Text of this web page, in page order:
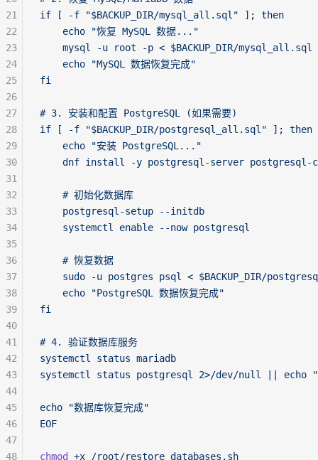
if [ -f "$BACKUP_DIR/mysql_all.sql" ]; then
    echo "恢复 MySQL 数据..."
    mysql -u root -p < $BACKUP_DIR/mysql_all.sql
    echo "MySQL 数据恢复完成"
fi
# 3. 安装和配置 PostgreSQL (如果需要)
if [ -f "$BACKUP_DIR/postgresql_all.sql" ]; then
    echo "安装 PostgreSQL..."
dnf install -y postgresql-server postgresql-
    # 初始化数据库
    postgresql-setup --initdb
    systemctl enable --now postgresql
    # 恢复数据
sudo -u postgres psql < $BACKUP_DIR/
    echo "PostgreSQL 数据恢复完成"
fi
# 4. 验证数据库服务
systemctl status mariadb
systemctl status postgresql 2>/dev/null || echo
echo "数据库恢复完成"
EOF
chmod +x /root/restore_databases.sh
21
22
23
24
25
26
27
28
29
30
31
32
33
34
35
36
37
38
39
40
41
42
43
44
45
46
47
48